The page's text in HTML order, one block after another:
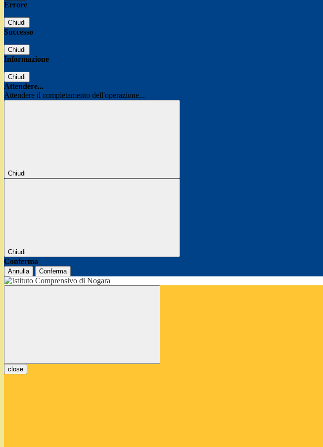
Errore
Chiudi
Successo
Chiudi
Informazione
Chiudi
Attendere...
Attendere il completamento dell'operazione...
Chiudi
Chiudi
Conferma
Annulla Conferma
close